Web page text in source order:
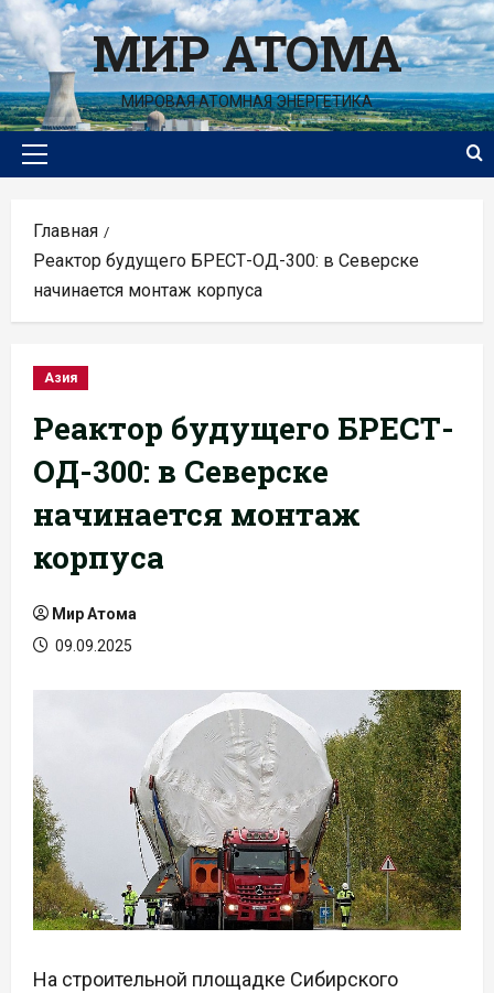
Перейти
к
содержимомуМИР АТОМА
МИРОВАЯ АТОМНАЯ ЭНЕРГЕТИКА
Основное
Главная
Реактор будущего БРЕСТ-ОД-300: в Северске
начинается монтаж корпуса
Азия
Реактор будущего БРЕСТ-
ОД-300: в Северске
начинается монтаж
корпуса
Мир Атома
09.09.2025
На строительной площадке Сибирского